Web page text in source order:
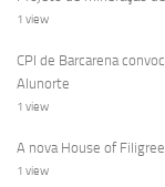
1 view
CPI de Barcarena
Alunorte
1 view
A nova House of
1 view